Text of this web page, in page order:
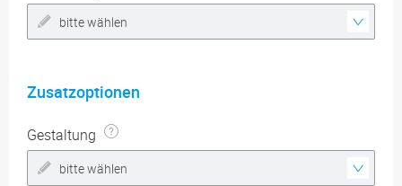
bitte wählen
Zusatzoptionen
Gestaltung
bitte wählen